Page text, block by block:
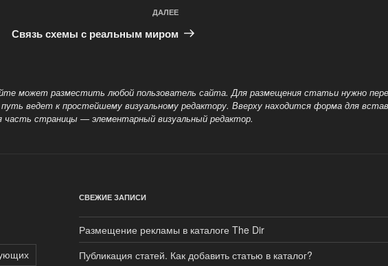
запись
ДАЛЕЕ
Связь схемы с реальным миром
может разместить любой пользователь сайта. Для размещения статьи нужно
ведет к простейшему визуальному редактору.Вверху находится форма для
часть страницы — элементарный визуальный редактор.
СВЕЖИЕ ЗАПИСИ
Размещение рекламы в каталоге The Dir
Публикация статей. Как добавить статью в каталог?